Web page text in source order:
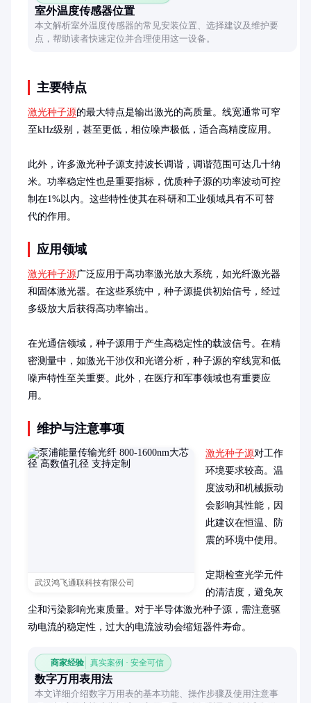
室外温度传感器位置
本文解析室外温度传感器的常见安装位置、选择建议及维护要
点，帮助读者快速定位并合理使用这一设备。
主要特点
激光种子源的最大特点是输出激光的高质量。线宽通常可窄
至kHz级别，甚至更低，相位噪声极低，适合高精度应用。
此外，许多激光种子源支持波长调谐，调谐范围可达几十纳
米。功率稳定性也是重要指标，优质种子源的功率波动可控
制在1%以内。这些特性使其在科研和工业领域具有不可替
代的作用。
应用领域
激光种子源广泛应用于高功率激光放大系统，如光纤激光器
和固体激光器。在这些系统中，种子源提供初始信号，经过
多级放大后获得高功率输出。
在光通信领域，种子源用于产生高稳定性的载波信号。在精
密测量中，如激光干涉仪和光谱分析，种子源的窄线宽和低
噪声特性至关重要。此外，在医疗和军事领域也有重要应
用。
维护与注意事项
武汉鸿飞通联科技有限公司
激光种子源对工作
环境要求较高。温
度波动和机械振动
会影响其性能，因
此建议在恒温、防
震的环境中使用。
定期检查光学元件
的清洁度，避免灰
尘和污染影响光束质量。对于半导体激光种子源，需注意驱
动电流的稳定性，过大的电流波动会缩短器件寿命。
商家经验 真实案例 · 安全可信
数字万用表用法
本文详细介绍数字万用表的基本功能、操作步骤及使用注意事